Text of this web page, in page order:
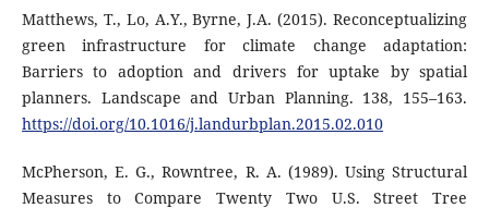
Matthews, T., Lo, A.Y., Byrne, J.A. (2015). Reconceptualizing
green infrastructure for climate change adaptation:
Barriers to adoption and drivers for uptake by spatial
planners. Landscape and Urban Planning. 138, 155–163.
https://doi.org/10.1016/j.landurbplan.2015.02.010
McPherson, E. G., Rowntree, R. A. (1989). Using Structural
Measures to Compare Twenty Two U.S. Street Tree